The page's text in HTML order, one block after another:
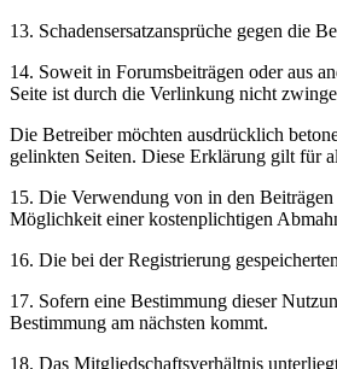
13. Schadensersatzansprüche gegen die
14. Soweit in Forumsbeiträgen oder aus
Seite ist durch die Verlinkung nicht
Die Betreiber möchten ausdrücklich
gelinkten Seiten. Diese Erklärung gilt für
15. Die Verwendung von in den
Möglichkeit einer kostenplichtigen
16. Die bei der Registrierung
17. Sofern eine Bestimmung dieser
Bestimmung am nächsten kommt.
18. Das Mitgliedschaftsverhältnis